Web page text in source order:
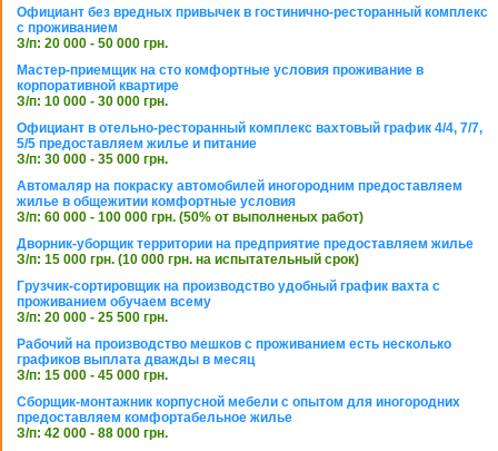
Официант без вредных привычек в гостинично-ресторанный комплекс
с проживанием
З/п: 20 000 - 50 000 грн.
Мастер-приемщик на сто комфортные условия проживание в
корпоративной квартире
З/п: 10 000 - 30 000 грн.
Официант в отельно-ресторанный комплекс вахтовый график 4/4, 7/7,
5/5 предоставляем жилье и питание
З/п: 30 000 - 35 000 грн.
Автомаляр на покраску автомобилей иногородним предоставляем
жилье в общежитии комфортные условия
З/п: 60 000 - 100 000 грн. (50% от выполненых работ)
Дворник-уборщик территории на предприятие предоставляем жилье
З/п: 15 000 грн. (10 000 грн. на испытательный срок)
Грузчик-сортировщик на производство удобный график вахта с
проживанием обучаем всему
З/п: 20 000 - 25 500 грн.
Рабочий на производство мешков с проживанием есть несколько
графиков выплата дважды в месяц
З/п: 15 000 - 45 000 грн.
Сборщик-монтажник корпусной мебели с опытом для иногородних
предоставляем комфортабельное жилье
З/п: 42 000 - 88 000 грн.